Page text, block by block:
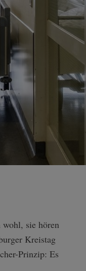
wohl, sie hören
Kreistag
Prinzip: Es